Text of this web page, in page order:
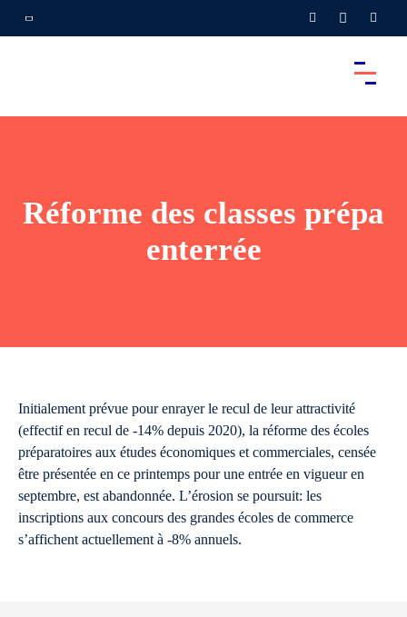
Réforme des classes prépa
enterrée
Initialement prévue pour enrayer le recul de leur attractivité
(effectif en recul de -14% depuis 2020), la réforme des écoles
préparatoires aux études économiques et commerciales, censée
être présentée en ce printemps pour une entrée en vigueur en
septembre, est abandonnée. L’érosion se poursuit: les
inscriptions aux concours des grandes écoles de commerce
s’affichent actuellement à -8% annuels.